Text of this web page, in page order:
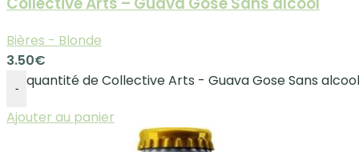
Bières - Blonde
3.50€
-
quantité de Collective Arts - Guava Gose Sans alcool
Ajouter au panier